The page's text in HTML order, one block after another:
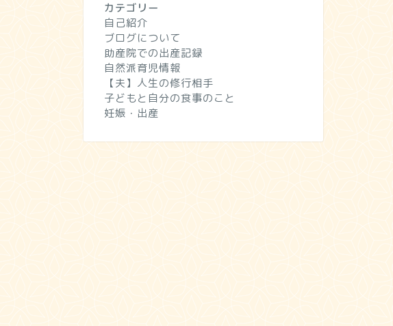
カテゴリー
自己紹介
ブログについて
助産院での出産記録
自然派育児情報
【夫】人生の修行相手
子どもと自分の食事のこと
妊娠・出産